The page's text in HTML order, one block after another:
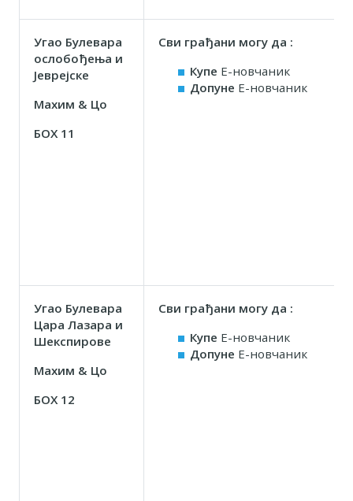
Угао Булевара
ослобођења и
Јеврејске
Маxим & Цо
БОX 11
Сви грађани могу да :
Купе Е-новчаник
Допуне Е-новчаник
Угао Булевара
Цара Лазара и
Шекспирове
Маxим & Цо
БОX 12
Сви грађани могу да :
Купе Е-новчаник
Допуне Е-новчаник